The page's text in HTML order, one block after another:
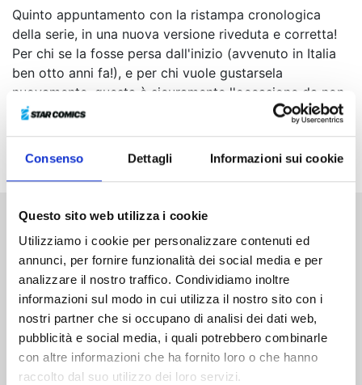
Consenso Dettagli Informazioni sui cookie
Questo sito web utilizza i cookie
Utilizziamo i cookie per personalizzare contenuti ed
annunci, per fornire funzionalità dei social media e per
analizzare il nostro traffico. Condividiamo inoltre
informazioni sul modo in cui utilizza il nostro sito con i
nostri partner che si occupano di analisi dei dati web,
pubblicità e social media, i quali potrebbero combinarle
con altre informazioni che ha fornito loro o che hanno
raccolto dal suo utilizzo dei loro servizi.
Quinto appuntamento con la ristampa cronologica
della serie, in una nuova versione riveduta e corretta!
Per chi se la fosse persa dall'inizio (avvenuto in Italia
ben otto anni fa!), e per chi vuole gustarsela
nuovamente, questa è sicuramente l'occasione da non
perdere per ogni fan di One Peace e del folle Eiichiro
rivaleggiare in tutto il mondo con Dragon Ball!
Altri volumi della serie